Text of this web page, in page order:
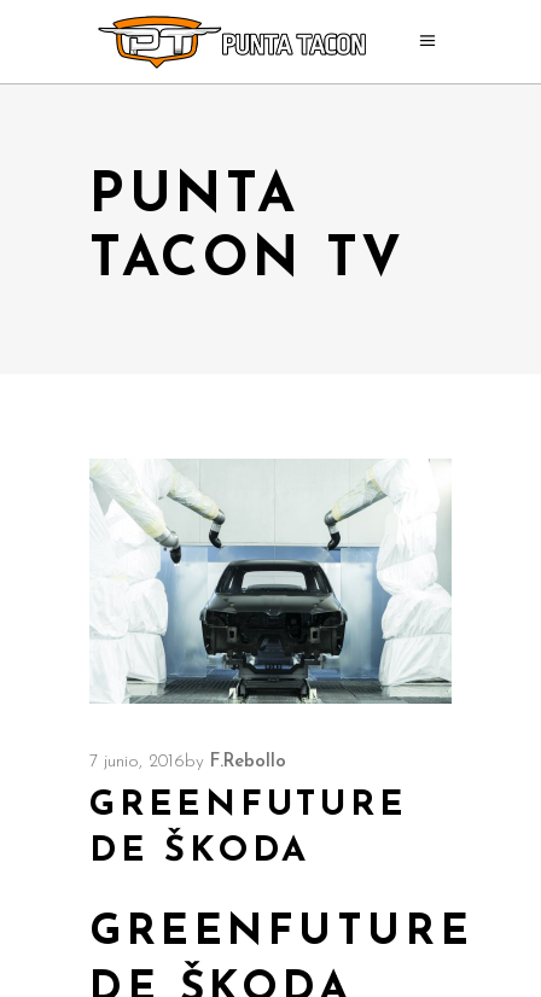
PUNTA
TACON TV
7 junio, 2016 by F.Rebollo
GREENFUTURE
DE ŠKODA
GREENFUTURE